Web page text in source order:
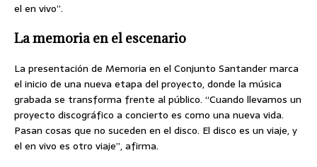
el en vivo”.
La memoria en el escenario
La presentación de Memoria en el Conjunto Santander marca
el inicio de una nueva etapa del proyecto, donde la música
grabada se transforma frente al público. “Cuando llevamos un
proyecto discográfico a concierto es como una nueva vida.
Pasan cosas que no suceden en el disco. El disco es un viaje, y
el en vivo es otro viaje”, afirma.